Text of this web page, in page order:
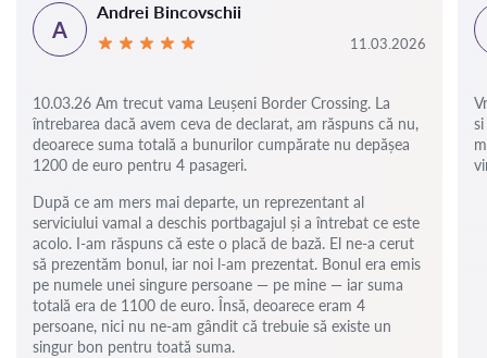
A
Andrei Bincovschii
11.03.2026
10.03.26 Am trecut vama Leușeni Border Crossing. La
întrebarea dacă avem ceva de declarat, am răspuns că nu,
deoarece suma totală a bunurilor cumpărate nu depășea
1200 de euro pentru 4 pasageri.
După ce am mers mai departe, un reprezentant al
serviciului vamal a deschis portbagajul și a întrebat ce este
acolo. I-am răspuns că este o placă de bază. El ne-a cerut
să prezentăm bonul, iar noi l-am prezentat. Bonul era emis
pe numele unei singure persoane — pe mine — iar suma
totală era de 1100 de euro. Însă, deoarece eram 4
persoane, nici nu ne-am gândit că trebuie să existe un
singur bon pentru toată suma.